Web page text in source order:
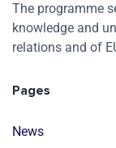
The programme
knowledge and
relations and of
Pages
News